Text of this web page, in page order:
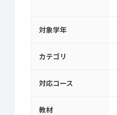
対象学年
カテゴリ
対応コース
教材